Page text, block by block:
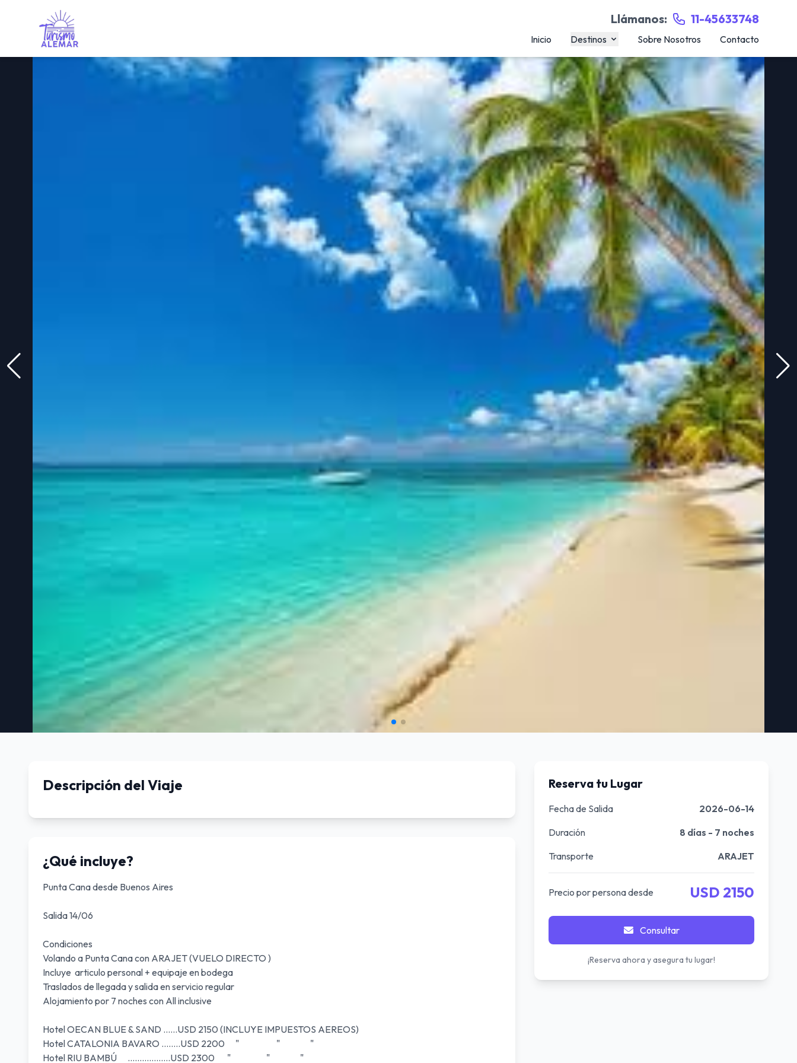
Llámanos: 11-45633748
Inicio Destinos Sobre Nosotros Contacto
PUNTA CANA - SALIDA 14 DE JUNIO
PUNTA CANA 8 días / 7 noches
Descripción del Viaje
¿Qué incluye?
Punta Cana desde Buenos Aires
Salida 14/06
Condiciones
Volando a Punta Cana con ARAJET (VUELO DIRECTO )
Incluye articulo personal + equipaje en bodega
Traslados de llegada y salida en servicio regular
Alojamiento por 7 noches con All inclusive
Hotel OECAN BLUE & SAND ......USD 2150 (INCLUYE IMPUESTOS AEREOS)
Hotel CATALONIA BAVARO ........USD 2200 " " "
Hotel RIU BAMBÚ ..................USD 2300 " " "
Reserva tu Lugar
Fecha de Salida
2026-06-14
Duración
8 días - 7 noches
Transporte
ARAJET
Precio por persona desde USD 2150
Consultar
¡Reserva ahora y asegura tu lugar!